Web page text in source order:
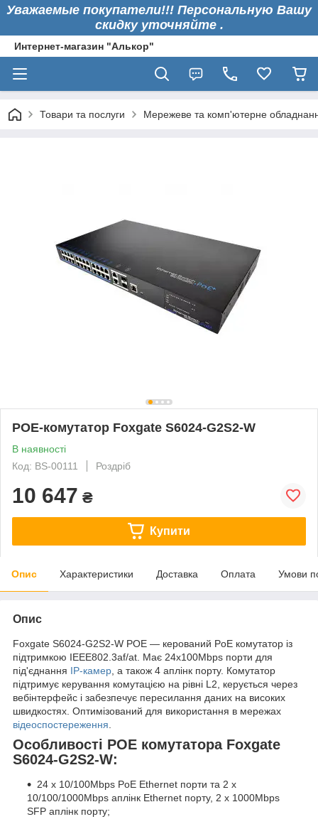
Уважаемые покупатели!!! Персональную Вашу
скидку уточняйте .
Интернет-магазин "Алькор"
Товари та послуги Мережеве та комп'ютерне
POE-комутатор Foxgate S6024-G2S2-W
В наявності
Код: BS-00111
Роздріб
10 647 ₴
Купити
Опис Характеристики Доставка Оплата Умови
Опис
Foxgate S6024-G2S2-W POE — керований PoE комутатор із
підтримкою IEEE802.3af/at. Має 24x100Mbps порти для
під'єднання IP-камер , а також 4 аплінк порту. Комутатор
підтримує керування комутацією на рівні L2, керується через
вебінтерфейс і забезпечує пересилання даних на високих
швидкостях. Оптимізований для використання в мережах
відеоспостереження
Особливості POE комутатора Foxgate
S6024-G2S2-W:
24 x 10/100Mbps PoE Ethernet порти та 2 x
10/100/1000Mbps аплінк Ethernet порту, 2 x 1000Mbps
SFP аплінк порту;